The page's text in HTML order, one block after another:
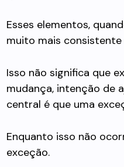
Esses elementos,
muito mais
Isso não significa que
mudança, intenção de
central é que uma
Enquanto isso não
exceção.